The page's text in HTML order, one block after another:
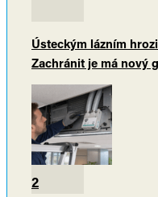
Ústeckým lázním
Zachránit je má nový
2